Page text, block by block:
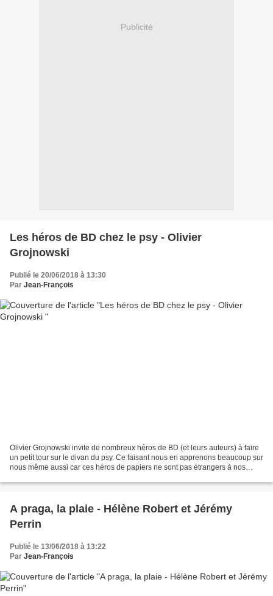
Publicité
Les héros de BD chez le psy - Olivier
Grojnowski
Publié le 20/06/2018 à 13:30
Par Jean-François
Olivier Grojnowski invite de nombreux héros de BD (et leurs auteurs) à faire
un petit tour sur le divan du psy. Ce faisant nous en apprenons beaucoup sur
nous même aussi car ces héros de papiers ne sont pas étrangers à nos
A praga, la plaie - Hélène Robert et Jérémy
Perrin
Publié le 13/06/2018 à 13:22
Par Jean-François